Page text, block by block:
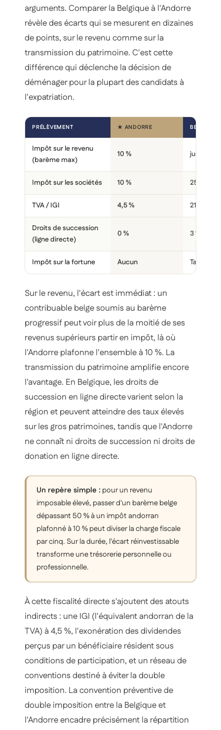
arguments. Comparer la Belgique à l'Andorre
révèle des écarts qui se mesurent en dizaines
de points, sur le revenu comme sur la
transmission du patrimoine. C'est cette
différence qui déclenche la décision de
déménager pour la plupart des candidats à
l'expatriation.
PRÉLÈVEMENT ★ ANDORRE BELGIQUE
Impôt sur le revenu
(barème max)
10 % jusqu'à
Impôt sur les sociétés 10 % 25 %
TVA / IGI 4,5 % 21 %
Droits de succession
(ligne directe)
0 % 3 % à 30
Impôt sur la fortune Aucun Taxe
Sur le revenu, l'écart est immédiat : un
contribuable belge soumis au barème
progressif peut voir plus de la moitié de ses
revenus supérieurs partir en impôt, là où
l'Andorre plafonne l'ensemble à 10 %. La
transmission du patrimoine amplifie encore
l'avantage. En Belgique, les droits de
succession en ligne directe varient selon la
région et peuvent atteindre des taux élevés
sur les gros patrimoines, tandis que l'Andorre
ne connaît ni droits de succession ni droits de
donation en ligne directe.
Un repère simple : pour un revenu
imposable élevé, passer d'un barème belge
dépassant 50 % à un impôt andorran
plafonné à 10 % peut diviser la charge fiscale
par cinq. Sur la durée, l'écart réinvestissable
transforme une trésorerie personnelle ou
professionnelle.
À cette fiscalité directe s'ajoutent des atouts
indirects : une IGI (l'équivalent andorran de la
TVA) à 4,5 %, l'exonération des dividendes
perçus par un bénéficiaire résident sous
conditions de participation, et un réseau de
conventions destiné à éviter la double
imposition. La convention préventive de
double imposition entre la Belgique et
l'Andorre encadre précisément la répartition